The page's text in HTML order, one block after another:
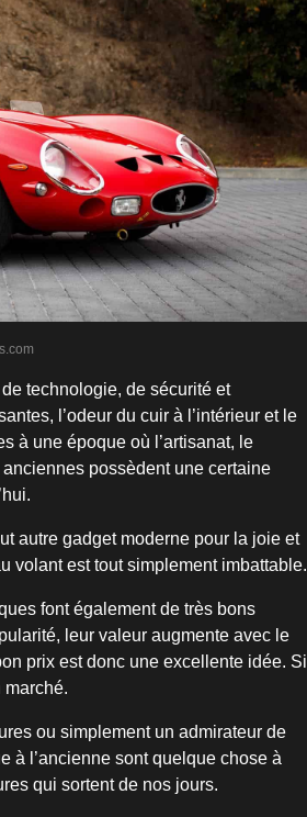
technologie, de sécurité et
l’odeur du cuir à l’intérieur et le
à une époque où l’artisanat, le
possèdent une certaine
autre gadget moderne pour la joie et
volant est tout simplement imbattable.
font également de très bons
leur valeur augmente avec le
prix est donc une excellente idée. Si
marché.
ou simplement un admirateur de
à l’ancienne sont quelque chose à
qui sortent de nos jours.